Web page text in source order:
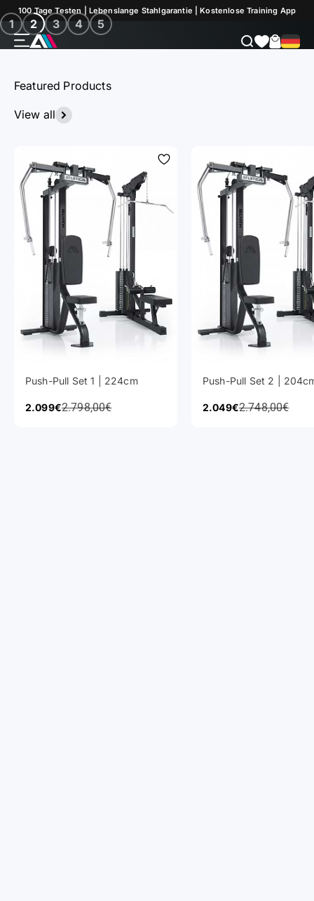
Zum Inhalt springen
100 Tage Testen | Lebenslange Stahlgarantie | Kostenlose Training App
MenüATLETICA Suche
Jetzt entdecken
1 2 3 4 5
Featured Products
View all
Push-Pull Set 1 | 224cm
Angebot
2.099€Regulärer Preis
2.798,00€
Push-Pull Set 2 |
Angebot
2.049€Regulärer Preis
2.748,00€